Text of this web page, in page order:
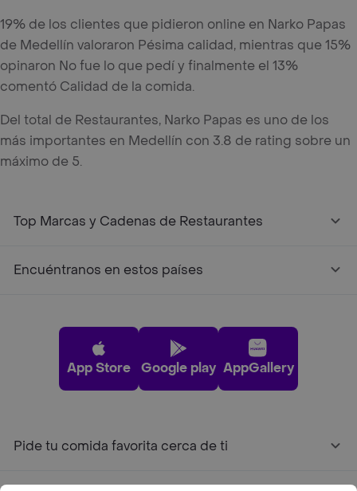
19% de los clientes que pidieron online en Narko Papas
de Medellín valoraron Pésima calidad, mientras que 15%
opinaron No fue lo que pedí y finalmente el 13%
comentó Calidad de la comida.
Del total de Restaurantes, Narko Papas es uno de los
más importantes en Medellín con 3.8 de rating sobre un
máximo de 5.
Top Marcas y Cadenas de Restaurantes
Encuéntranos en estos países
App Store Google play AppGallery
Pide tu comida favorita cerca de ti